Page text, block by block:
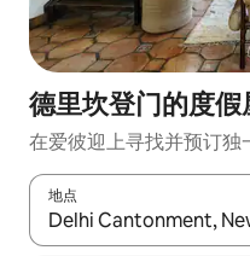
德里坎登门的度假
在爱彼迎上寻找并预订独
地点
如有搜索结果，请使用上